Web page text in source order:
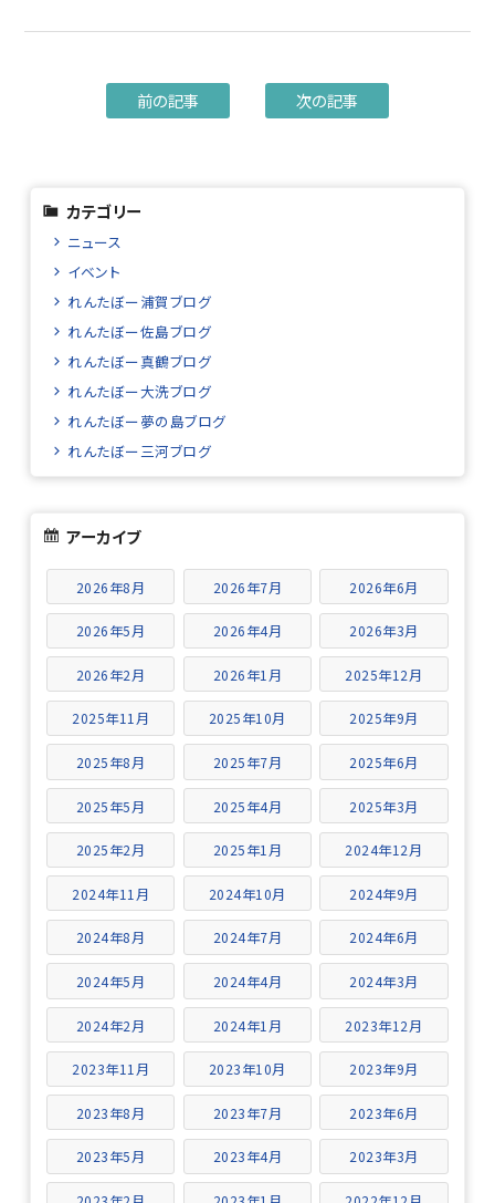
前の記事 次の記事
カテゴリー
ニュース
イベント
れんたぼー浦賀ブログ
れんたぼー佐島ブログ
れんたぼー真鶴ブログ
れんたぼー大洗ブログ
れんたぼー夢の島ブログ
れんたぼー三河ブログ
アーカイブ
2026年8月 2026年7月 2026年6月
2026年5月 2026年4月 2026年3月
2026年2月 2026年1月 2025年12月
2025年11月 2025年10月 2025年9月
2025年8月 2025年7月 2025年6月
2025年5月 2025年4月 2025年3月
2025年2月 2025年1月 2024年12月
2024年11月 2024年10月 2024年9月
2024年8月 2024年7月 2024年6月
2024年5月 2024年4月 2024年3月
2024年2月 2024年1月 2023年12月
2023年11月 2023年10月 2023年9月
2023年8月 2023年7月 2023年6月
2023年5月 2023年4月 2023年3月